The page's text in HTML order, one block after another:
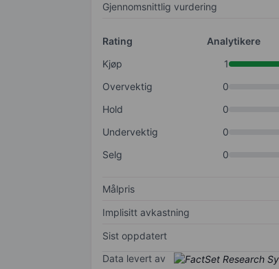
Gjennomsnittlig vurdering
Rating
Analytikere
Kjøp
1
Overvektig
0
Hold
0
Undervektig
0
Selg
0
Målpris
Implisitt avkastning
Sist oppdatert
Data levert av